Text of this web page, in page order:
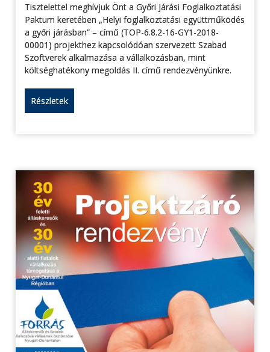
Tisztelettel meghívjuk Önt a Győri Járási Foglalkoztatási
Paktum keretében „Helyi foglalkoztatási együttműködés
a győri járásban” – című (TOP-6.8.2-16-GY1-2018-
00001) projekthez kapcsolódóan szervezett Szabad
Szoftverek alkalmazása a vállalkozásban, mint
költséghatékony megoldás II. című rendezvényünkre.
Részletek